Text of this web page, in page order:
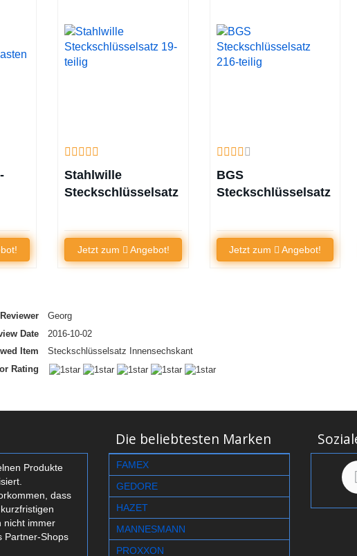
Stahlwille
Steckschlüsselsatz
Jetzt zum Angebot!
BGS
Steckschlüsselsatz
Jetzt zum Angebot!
Reviewer
Georg
Date
2016-10-02
Item
Steckschlüsselsatz Innensechskant
Rating
Produkte
dass
nicht immer
Partner-Shops
Die beliebtesten Marken
FAMEX
GEDORE
HAZET
MANNESMANN
PROXXON